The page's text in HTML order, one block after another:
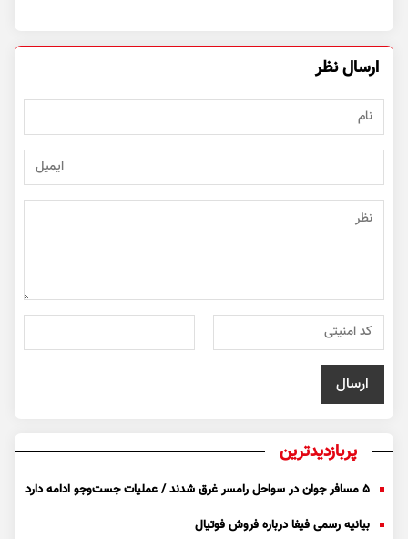
ارسال نظر
پربازدیدترین
۵ مسافر جوان در سواحل رامسر غرق شدند / عملیات جست‌و‌جو ادامه دارد
بیانیه رسمی فیفا درباره فروش فوتیال